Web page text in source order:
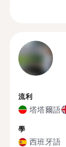
流利
塔塔爾語
學
西班牙語